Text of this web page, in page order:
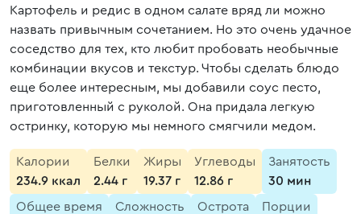
Картофель и редис в одном салате вряд ли можно
назвать привычным сочетанием. Но это очень удачное
соседство для тех, кто любит пробовать необычные
комбинации вкусов и текстур. Чтобы сделать блюдо
еще более интересным, мы добавили соус песто,
приготовленный с руколой. Она придала легкую
остринку, которую мы немного смягчили медом.
Калории
234.9 ккал
Белки
2.44 г
Жиры
19.37 г
Углеводы
12.86 г
Занятость
30 мин
Общее время
Сложность
Острота
Порции